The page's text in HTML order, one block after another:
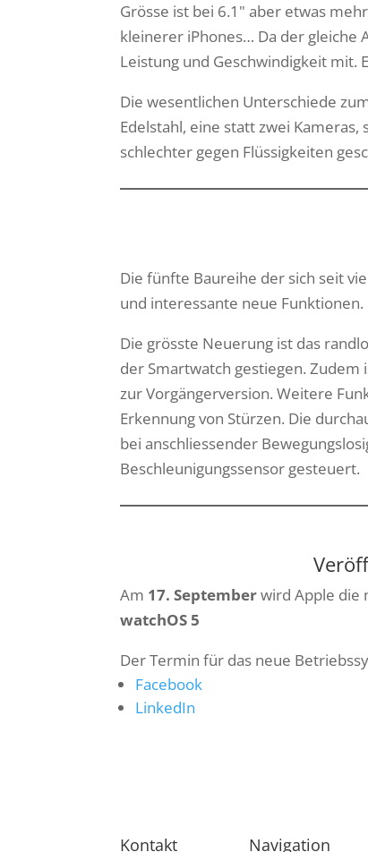
Grösse ist bei 6.1" aber etwas
kleinerer iPhones… Da der gleiche
Leistung und Geschwindigkeit mit.
Die wesentlichen Unterschiede
Edelstahl, eine statt zwei
schlechter gegen Flüssigkeiten
Die fünfte Baureihe der sich seit
und interessante neue Funktionen.
Die grösste Neuerung ist das
der Smartwatch gestiegen. Zudem
zur Vorgängerversion. Weitere
Erkennung von Stürzen. Die
bei anschliessender
Beschleunigungssensor gesteuert.
Am 17. Septemberwird Apple die
watchOS 5
Der Termin für das neue
Facebook
LinkedIn
Kontakt Navigation